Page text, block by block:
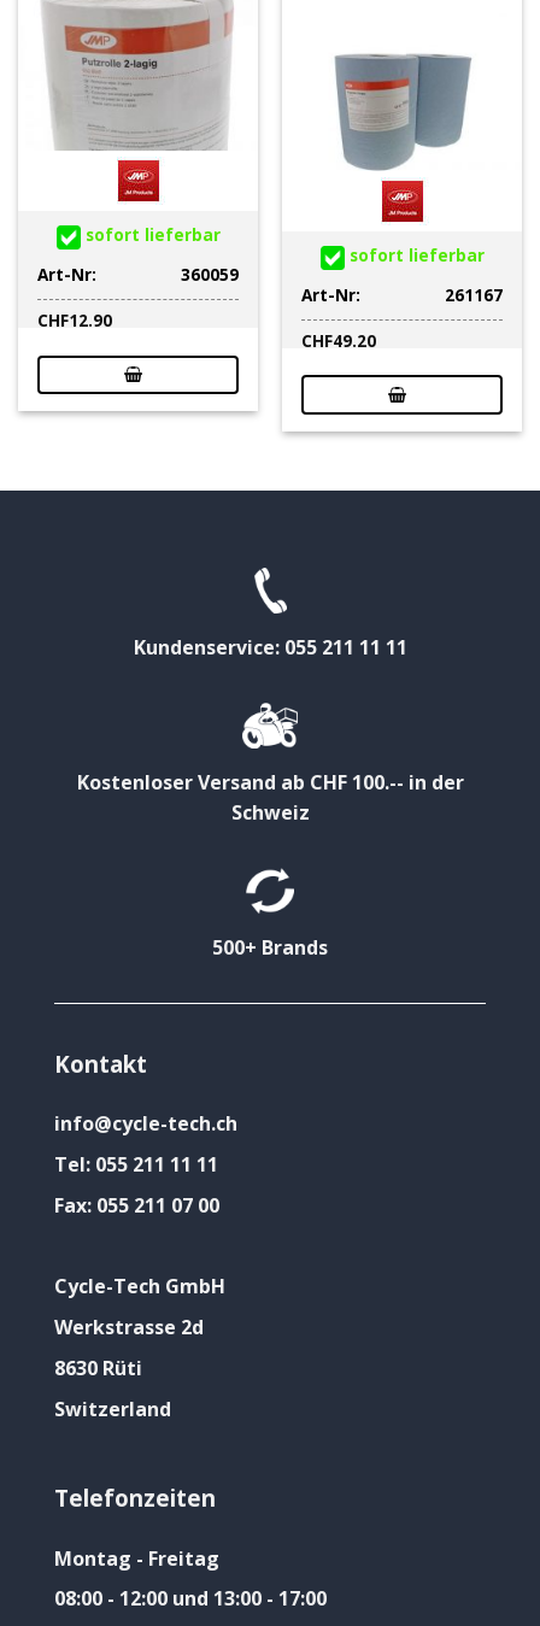
sofort lieferbar
Art-Nr:
360059
CHF12.90
sofort lieferbar
Art-Nr:
261167
CHF49.20
Kundenservice: 055 211 11 11
Kostenloser Versand ab CHF 100.-- in der
Schweiz
500+ Brands
Kontakt
info@cycle-tech.ch
Tel: 055 211 11 11
Fax: 055 211 07 00
Cycle-Tech GmbH
Werkstrasse 2d
8630 Rüti
Switzerland
Telefonzeiten
Montag - Freitag
08:00 - 12:00 und 13:00 - 17:00